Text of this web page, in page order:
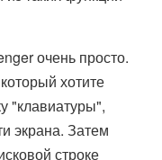
очень просто.
хотите
"клавиатуры",
экрана. Затем
строке